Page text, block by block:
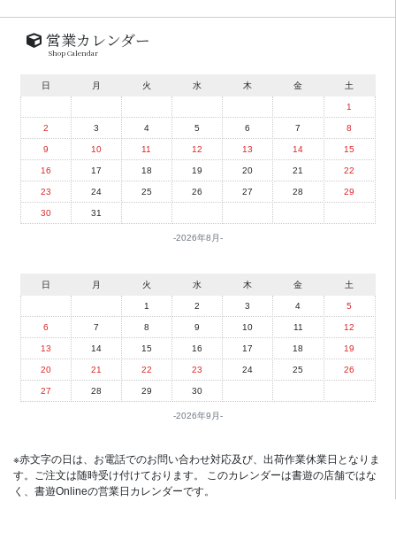
営業カレンダー
Shop Calendar
2026年8月
日 月 火 水 木 金 土
1
2 3 4 5 6 7 8
9 10 11 12 13 14 15
16 17 18 19 20 21 22
23 24 25 26 27 28 29
30 31
2026年9月
日 月 火 水 木 金 土
1 2 3 4 5
6 7 8 9 10 11 12
13 14 15 16 17 18 19
20 21 22 23 24 25 26
27 28 29 30
※赤文字の日は、お電話でのお問い合わせ対応及び、出荷作業休業日となりま
す。ご注文は随時受け付けております。 このカレンダーは書遊の店舗ではな
く、書遊Onlineの営業日カレンダーです。